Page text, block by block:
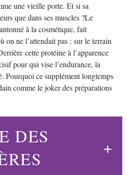
une vieille porte. Et si sa
que dans ses muscles ?Le
à la cosmétique, fait
on ne l’attendait pas : sur le terrain
cette protéine à l’apparence
pour qui vise l’endurance, la
Pourquoi ce supplément longtemps
comme le joker des préparations
DES